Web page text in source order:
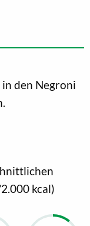
den Negroni
kcal)